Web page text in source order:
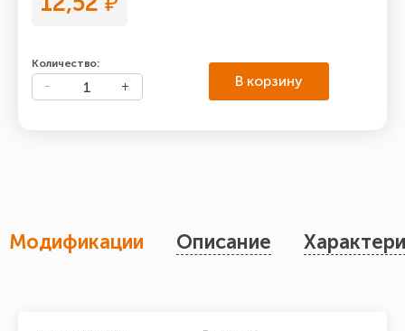
₽
Количество:
В корзину
Модификации Описание